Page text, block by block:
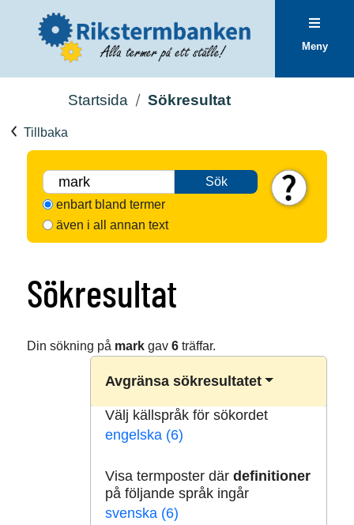
Meny
Startsida Sökresultat
Tillbaka
Sök
enbart bland termer
även i all annan text
Sökresultat
Din sökning på markgav 6träffar.
Avgränsa sökresultatet
Välj källspråk för sökordet
engelska (6)
Visa termposter där definitioner
på följande språk ingår
svenska (6)